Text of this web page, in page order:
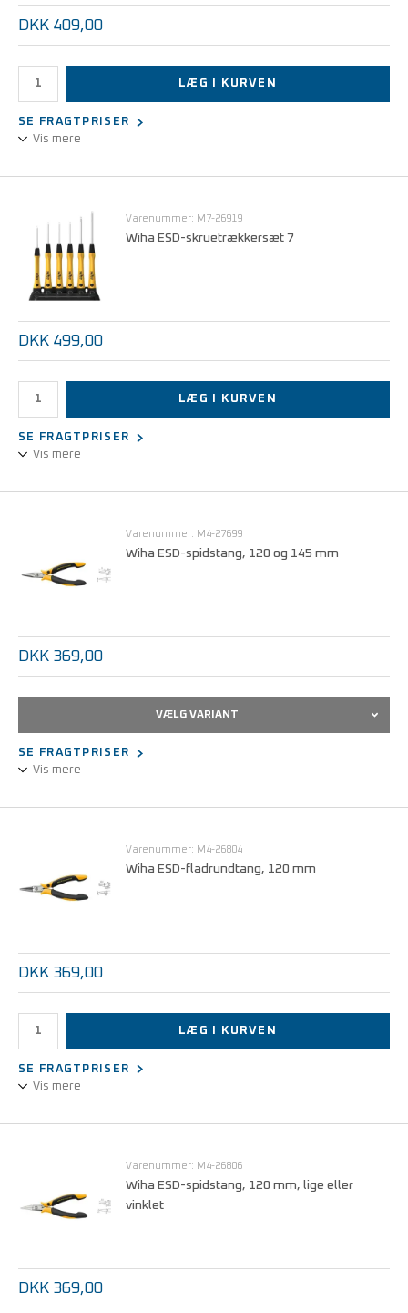
DKK 409,00
LÆG I KURVEN
SE FRAGTPRISER
Vis mere
Varenummer: M7-26919
Wiha ESD-skruetrækkersæt 7
DKK 499,00
LÆG I KURVEN
SE FRAGTPRISER
Vis mere
Varenummer: M4-27699
Wiha ESD-spidstang, 120 og 145 mm
DKK 369,00
VÆLG VARIANT
SE FRAGTPRISER
Vis mere
Varenummer: M4-26804
Wiha ESD-fladrundtang, 120 mm
DKK 369,00
LÆG I KURVEN
SE FRAGTPRISER
Vis mere
Varenummer: M4-26806
Wiha ESD-spidstang, 120 mm, lige eller
vinklet
DKK 369,00